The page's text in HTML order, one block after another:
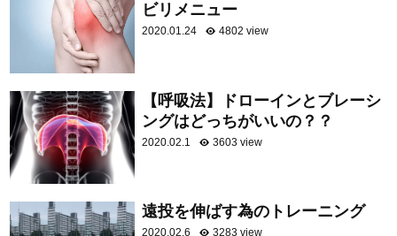
ビリメニュー
2020.01.24 4802 view
【呼吸法】ドローインとブレーシ
ングはどっちがいいの？？
2020.02.1 3603 view
遠投を伸ばす為のトレーニング
2020.02.6 3283 view